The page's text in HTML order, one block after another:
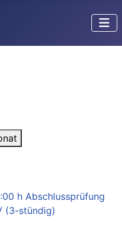
h Abschlussprüfung
(3-stündig)